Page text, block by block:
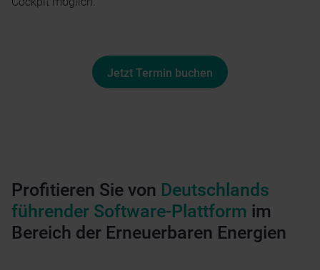
Jetzt Termin buchen
Profitieren Sie von Deutschlands
führender Software-Plattform im
Bereich der Erneuerbaren Energien